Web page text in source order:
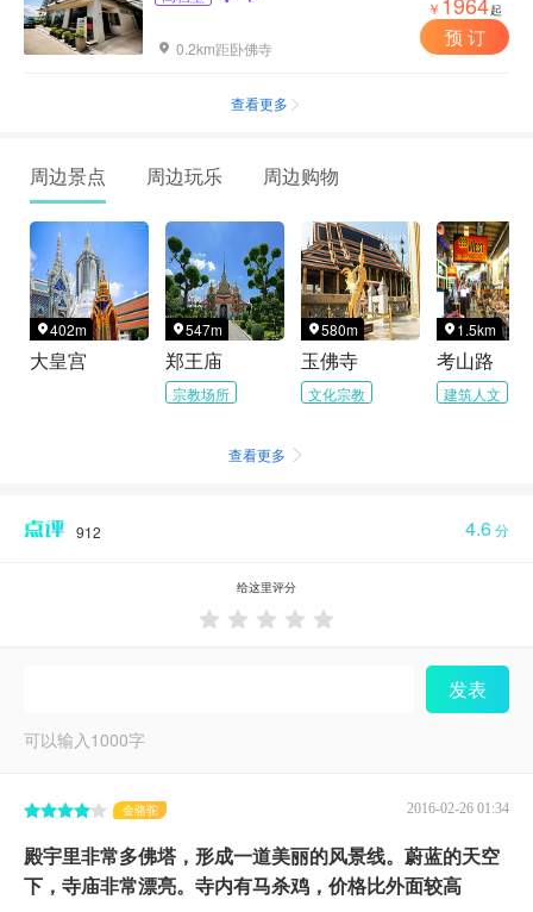
 0.2km距卧佛寺
￥ 起
预 订
查看更多 
周边景点 周边玩乐 周边购物
402m
大皇宫
547m
郑王庙
宗教场所
580m
玉佛寺
文化宗教
 1.5km
考山路
建筑人文
查看更多 
912 4.6分
给这里评分
    
发表
可以输入1000字
2016-02-26 01:34
金骆驼
殿宇里非常多佛塔，形成一道美丽的风景线。蔚蓝的天空
下，寺庙非常漂亮。寺内有马杀鸡，价格比外面较高